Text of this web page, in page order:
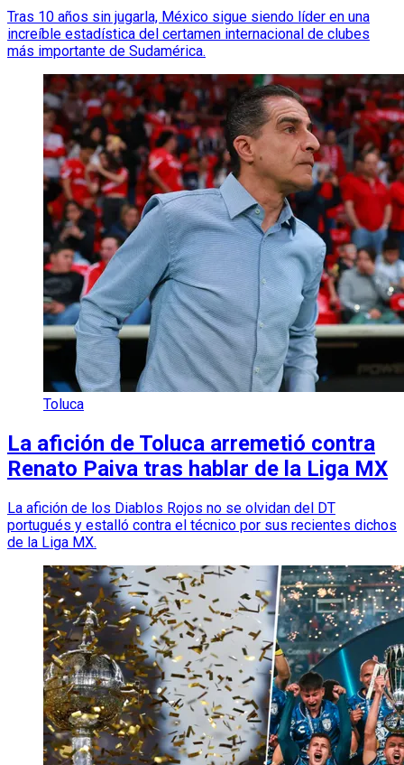
Tras 10 años sin jugarla, México sigue siendo líder en una
increíble estadística del certamen internacional de clubes
más importante de Sudamérica.
Toluca
La afición de Toluca arremetió contra
Renato Paiva tras hablar de la Liga MX
La afición de los Diablos Rojos no se olvidan del DT
portugués y estalló contra el técnico por sus recientes dichos
de la Liga MX.